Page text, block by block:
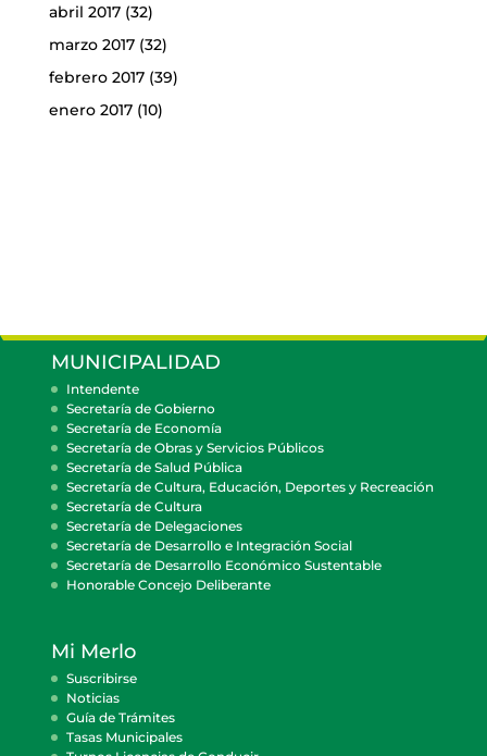
abril 2017(32)
marzo 2017(32)
febrero 2017(39)
enero 2017(10)
MUNICIPALIDAD
Intendente
Secretaría de Gobierno
Secretaría de Economía
Secretaría de Obras y Servicios Públicos
Secretaría de Salud Pública
Secretaría de Cultura, Educación, Deportes y Recreación
Secretaría de Cultura
Secretaría de Delegaciones
Secretaría de Desarrollo e Integración Social
Secretaría de Desarrollo Económico Sustentable
Honorable Concejo Deliberante
Mi Merlo
Suscribirse
Noticias
Guía de Trámites
Tasas Municipales